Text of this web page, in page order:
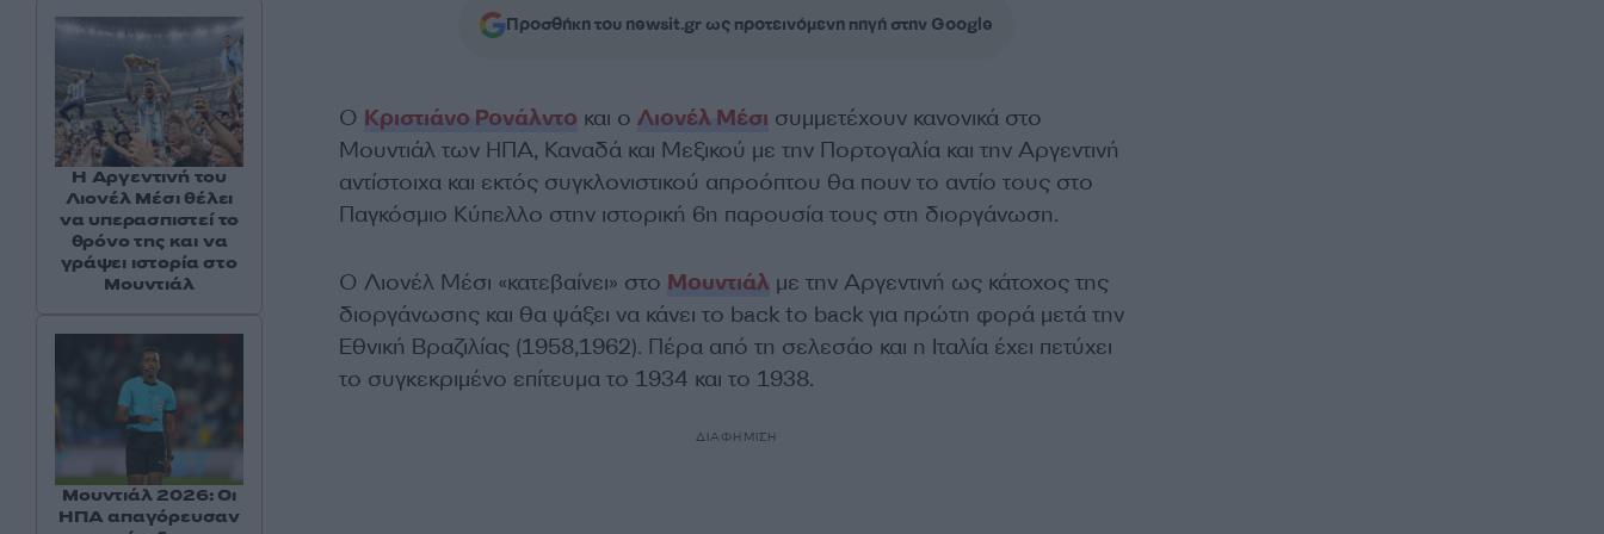
Προσθήκη του newsit.gr ως προτεινόμενη πηγή στην Google
Ο Κριστιάνο Ρονάλντο και ο Λιονέλ Μέσι συμμετέχουν κανονικά στο
Μουντιάλ των ΗΠΑ, Καναδά και Μεξικού με την Πορτογαλία και την Αργεντινή
αντίστοιχα και εκτός συγκλονιστικού απροόπτου θα πουν το αντίο τους στο
Παγκόσμιο Κύπελλο στην ιστορική 6η παρουσία τους στη διοργάνωση.
Ο Λιονέλ Μέσι «κατεβαίνει» στο Μουντιάλμε την Αργεντινή ως κάτοχος της
διοργάνωσης και θα ψάξει να κάνει το back to back για πρώτη φορά μετά την
Εθνική Βραζιλίας (1958,1962). Πέρα από τη σελεσάο και η Ιταλία έχει πετύχει
το συγκεκριμένο επίτευμα το 1934 και το 1938.
ΔΙΑΦΗΜΙΣΗ
Η Αργεντινή του
Λιονέλ Μέσι θέλει
να υπερασπιστεί το
θρόνο της και να
γράψει ιστορία στο
Μουντιάλ
Μουντιάλ 2026: Οι
ΗΠΑ απαγόρευσαν